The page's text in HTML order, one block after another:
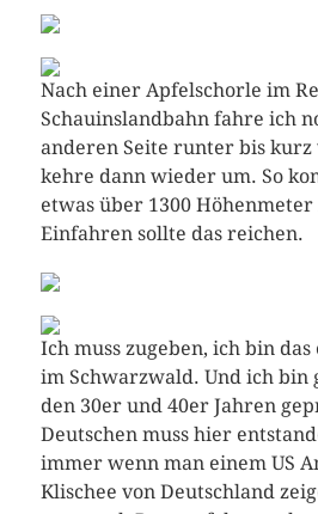
Nach einer Apfelschorle im
Schauinslandbahn fahre ich
anderen Seite runter bis kurz
kehre dann wieder um. So
etwas über 1300 Höhenmeter
Einfahren sollte das reichen.
Ich muss zugeben, ich bin
im Schwarzwald. Und ich bin
den 30er und 40er Jahren
Deutschen muss hier
immer wenn man einem US
Klischee von Deutschland